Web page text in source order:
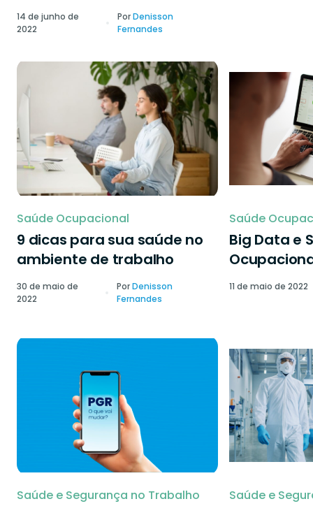
14 de junho de
2022
PorDenisson
Fernandes
Saúde Ocupacional
9 dicas para sua saúde no
ambiente de trabalho
30 de maio de
2022
PorDenisson
Fernandes
Saúde
Big Data e
11 de maio de 2022
Saúde e Segurança no Trabalho Saúde e